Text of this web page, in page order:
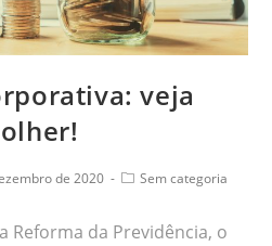
veja
de 2020 Sem categoria
Reforma da Previdência, o